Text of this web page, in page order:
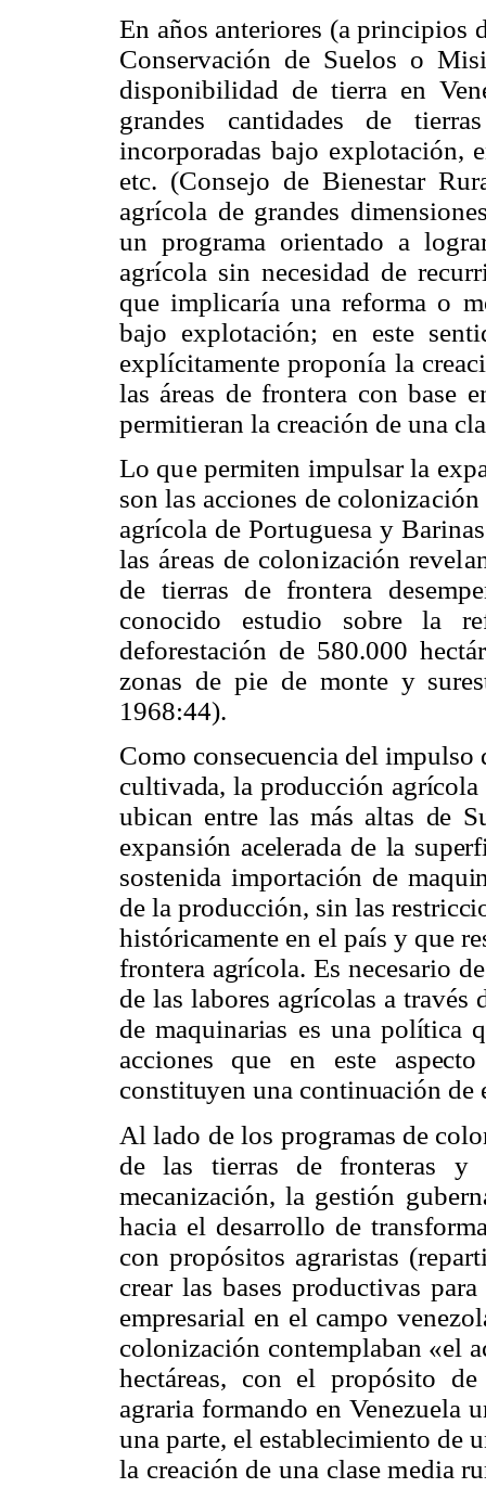
En años anteriores (a principios
Conservación de Suelos o
disponibilidad de tierra en
grandes cantidades de
incorporadas bajo explotación,
etc. (Consejo de Bienestar
agrícola de grandes
un programa orientado a
agrícola sin necesidad de
que implicaría una reforma o
bajo explotación; en este
explícitamente proponía la
las áreas de frontera con base
permitieran la creación de una
Lo que permiten impulsar la
son las acciones de
agrícola de Portuguesa y
las áreas de colonización
de tierras de frontera
conocido estudio sobre la
deforestación de 580.000
zonas de pie de monte y
1968:44).
Como consecuencia del impulso
cultivada, la producción agrícola
ubican entre las más altas de
expansión acelerada de la
sostenida importación de
de la producción, sin las
históricamente en el país y que
frontera agrícola. Es necesario
de las labores agrícolas a
de maquinarias es una política
acciones que en este
constituyen una continuación de
Al lado de los programas de
de las tierras de fronteras
mecanización, la gestión
hacia el desarrollo de
con propósitos agraristas
crear las bases productivas
empresarial en el campo
colonización contemplaban «el
hectáreas, con el propósito
agraria formando en Venezuela
una parte, el establecimiento de
la creación de una clase media